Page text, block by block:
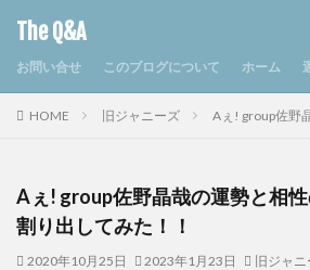
The Q&A
お問い合せ このブログについて ホーム
HOME 旧ジャニーズ Aぇ! group佐野
Aぇ! group佐野晶哉の運勢と相
割り出してみた！！
2020年10月25日 2023年1月23日 旧ジャ